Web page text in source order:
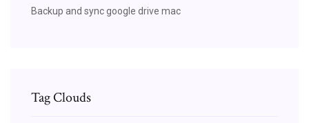
Backup and sync google drive mac
Tag Clouds